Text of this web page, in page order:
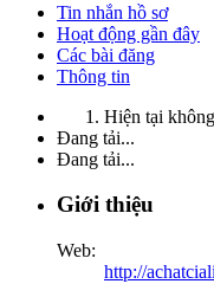
Tin nhắn hồ sơ
Hoạt động gần đây
Các bài đăng
Thông tin
Hiện tại
Đang tải...
Đang tải...
Giới thiệu
Web:
http://